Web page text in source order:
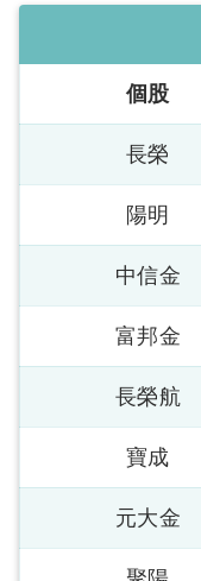
個股
長榮
陽明
中信金
富邦金
長榮航
寶成
元大金